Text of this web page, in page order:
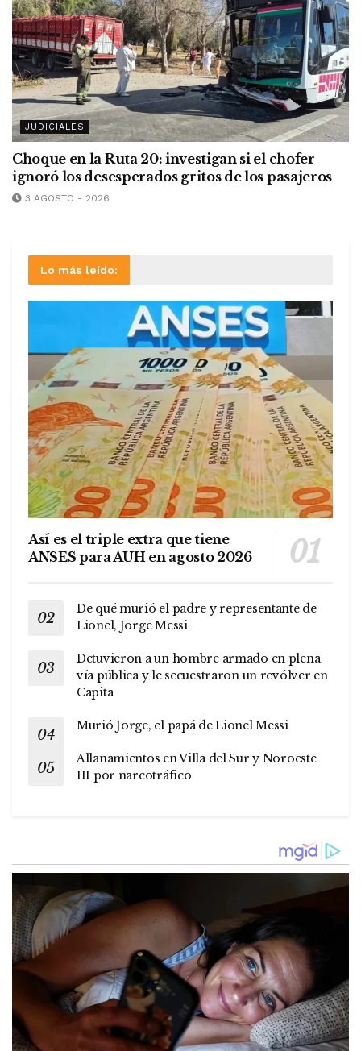
JUDICIALES
Choque en la Ruta 20: investigan si el chofer
ignoró los desesperados gritos de los pasajeros
3 AGOSTO - 2026
Lo más leído:
Así es el triple extra que tiene
ANSES para AUH en agosto 2026
De qué murió el padre y representante de
Lionel, Jorge Messi
Detuvieron a un hombre armado en plena
vía pública y le secuestraron un revólver en
Capita
Murió Jorge, el papá de Lionel Messi
Allanamientos en Villa del Sur y Noroeste
III por narcotráfico